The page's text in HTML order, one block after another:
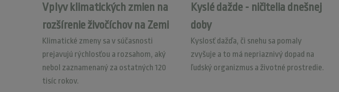
Vplyv klimatických zmien na
rozšírenie živočíchov na Zemi
Klimatické zmeny sa v súčasnosti
prejavujú rýchlosťou a rozsahom, aký
nebol zaznamenaný za ostatných 120
tisíc rokov.
Kyslé dažde - ničitelia dnešnej
doby
Kyslosť dažďa, či snehu sa pomaly
zvyšuje a to má nepriaznivý dopad na
ľudský organizmus a životné prostredie.